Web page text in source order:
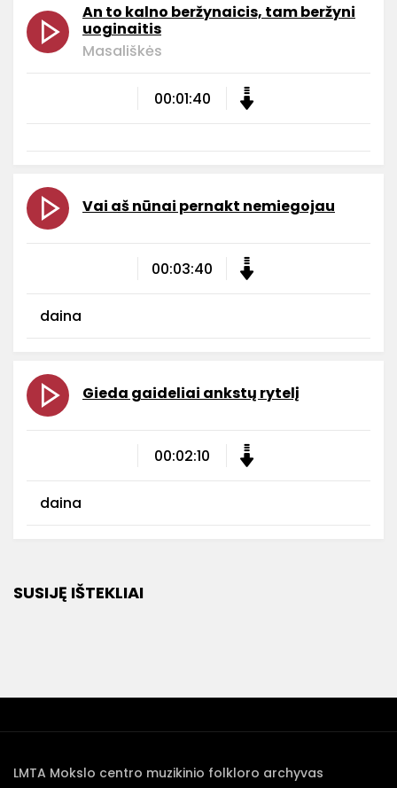
An to kalno beržynaicis, tam beržyni
uoginaitis
Masališkės
00:01:40
Vai aš nūnai pernakt nemiegojau
00:03:40
daina
Gieda gaideliai ankstų rytelį
00:02:10
daina
SUSIJĘ IŠTEKLIAI
LMTA Mokslo centro muzikinio folkloro archyvas